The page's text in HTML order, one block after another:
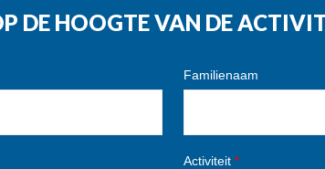
DE HOOGTE VAN DE
Familienaam
Activiteit*